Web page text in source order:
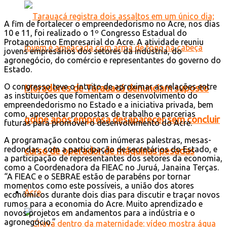
Moradores de Tarauacá denunciam suposto
golpe após empresa desaparecer sem concluir
curso de operador de máquinas pesadas
Acre
A fim de fortalecer o empreendedorismo no Acre, nos dias
10 e 11, foi realizado o 1º Congresso Estadual do
Protagonismo Empresarial do Acre. A atividade reuniu
jovens empresários dos setores da indústria, do
agronegócio, do comércio e representantes do governo do
Estado.
O congresso teve o intuito de aproximar as relações entre
as instituições que fomentam o desenvolvimento do
empreendedorismo no Estado e a iniciativa privada, bem
como, apresentar propostas de trabalho e parcerias
futuras para promover o desenvolvimento do Acre.
A programação contou com inúmeras palestras, mesas-
redondas, com a participação de secretários do Estado, e
a participação de representantes dos setores da economia,
como a Coordenadora da FIEAC no Juruá, Janaina Terças.
“A FIEAC e o SEBRAE estão de parabéns por tornar
momentos como este possíveis, a união dos atores
econômicos durante dois dias para discutir e traçar novos
rumos para a economia do Acre. Muito aprendizado e
novos projetos em andamentos para a indústria e o
agronegócio.”